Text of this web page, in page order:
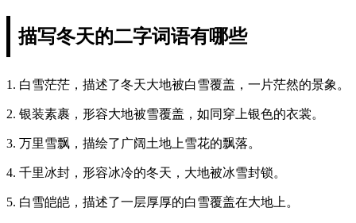
描写冬天的二字词语有哪些
1. 白雪茫茫，描述了冬天大地被白雪覆盖，一片茫然的景象。
2. 银装素裹，形容大地被雪覆盖，如同穿上银色的衣裳。
3. 万里雪飘，描绘了广阔土地上雪花的飘落。
4. 千里冰封，形容冰冷的冬天，大地被冰雪封锁。
5. 白雪皑皑，描述了一层厚厚的白雪覆盖在大地上。